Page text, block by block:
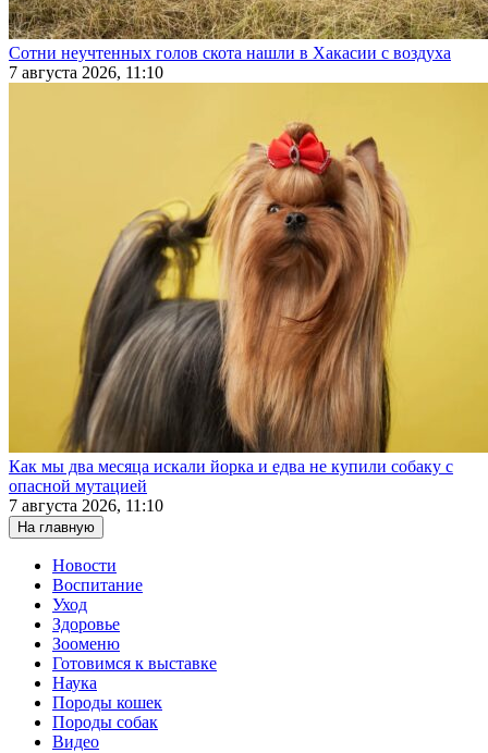
Сотни неучтенных голов скота нашли в Хакасии с воздуха
7 августа 2026, 11:10
Как мы два месяца искали йорка и едва не купили собаку с
опасной мутацией
7 августа 2026, 11:10
На главную
Новости
Воспитание
Уход
Здоровье
Зооменю
Готовимся к выставке
Наука
Породы кошек
Породы собак
Видео